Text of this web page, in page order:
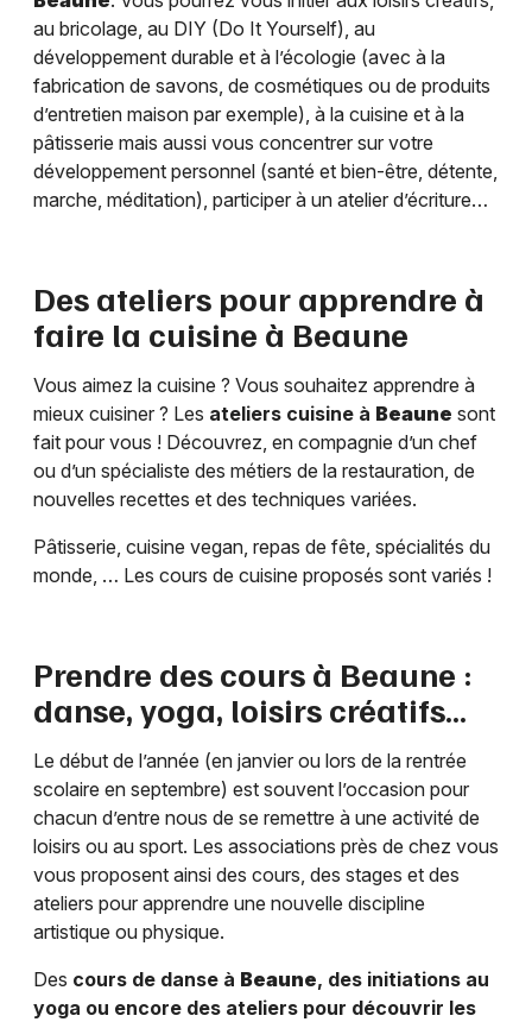
au bricolage, au DIY (Do It Yourself), au
développement durable et à l’écologie (avec à la
fabrication de savons, de cosmétiques ou de produits
d’entretien maison par exemple), à la cuisine et à la
pâtisserie mais aussi vous concentrer sur votre
développement personnel (santé et bien-être, détente,
marche, méditation), participer à un atelier d’écriture…
Des ateliers pour apprendre à
faire la cuisine à Beaune
Vous aimez la cuisine ? Vous souhaitez apprendre à
mieux cuisiner ? Les ateliers cuisine à Beaune sont
fait pour vous ! Découvrez, en compagnie d’un chef
ou d’un spécialiste des métiers de la restauration, de
nouvelles recettes et des techniques variées.
Pâtisserie, cuisine vegan, repas de fête, spécialités du
monde, … Les cours de cuisine proposés sont variés !
Prendre des cours à Beaune :
danse, yoga, loisirs créatifs…
Le début de l’année (en janvier ou lors de la rentrée
scolaire en septembre) est souvent l’occasion pour
chacun d’entre nous de se remettre à une activité de
loisirs ou au sport. Les associations près de chez vous
vous proposent ainsi des cours, des stages et des
ateliers pour apprendre une nouvelle discipline
artistique ou physique.
Des cours de danse à Beaune, des initiations au
yoga ou encore des ateliers pour découvrir les